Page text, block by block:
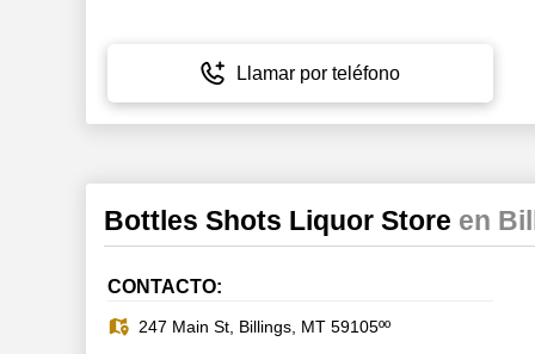
Llamar por teléfono
Bottles Shots Liquor Store en
CONTACTO:
247 Main St, Billings, MT 59105ºº